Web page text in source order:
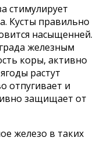
стимулирует
Кусты правильно
насыщенней.
железным
коры, активно
растут
отпугивает и
защищает от
железо в таких